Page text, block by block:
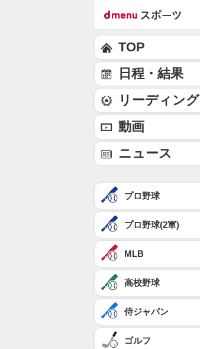
TOP
日程・結果
リーディング
動画
ニュース
プロ野球
プロ野球(2軍)
MLB
高校野球
侍ジャパン
ゴルフ